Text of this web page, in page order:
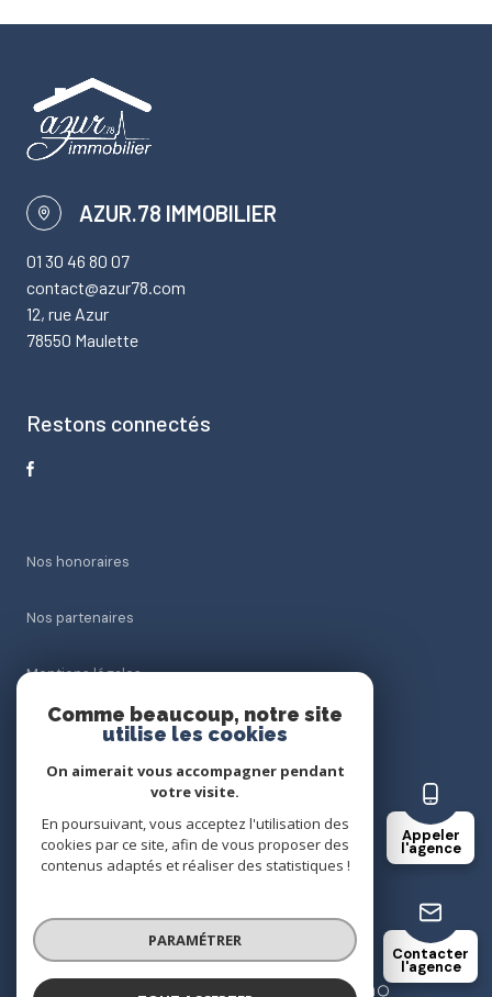
Appeler
l'agence
Contacter
l'agence
AZUR.78 IMMOBILIER
01 30 46 80 07
contact@azur78.com
12, rue Azur
78550 Maulette
Restons connectés
Nos honoraires
Nos partenaires
Mentions légales
Cookies
© 2026 | Tous droits réservés
Comme beaucoup, notre site
utilise les cookies
On aimerait vous accompagner pendant
votre visite.
En poursuivant, vous acceptez l'utilisation des
cookies par ce site, afin de vous proposer des
contenus adaptés et réaliser des statistiques !
PARAMÉTRER